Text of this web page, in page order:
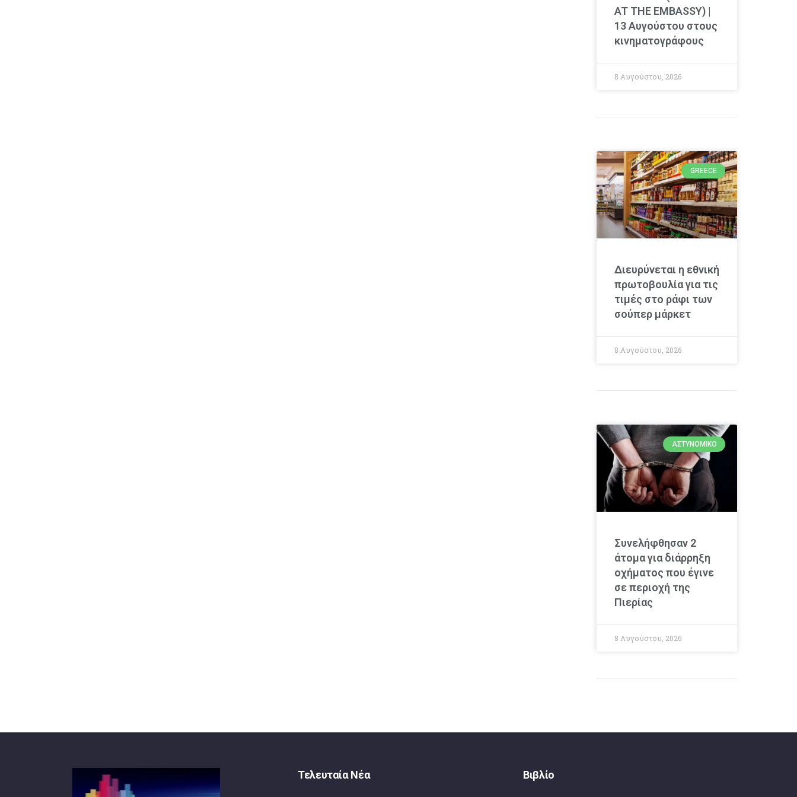
AT THE EMBASSY) |
13 Αυγούστου στους
κινηματογράφους
8 Αυγούστου, 2026
GREECE
Διευρύνεται η εθνική
πρωτοβουλία για τις
τιμές στο ράφι των
σούπερ μάρκετ
8 Αυγούστου, 2026
ΑΣΤΥΝΟΜΙΚΌ
Συνελήφθησαν 2
άτομα για διάρρηξη
οχήματος που έγινε
σε περιοχή της
Πιερίας
8 Αυγούστου, 2026
Τελευταία Νέα Βιβλίο